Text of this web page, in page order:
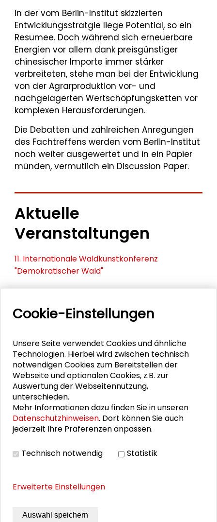
In der vom Berlin-Institut skizzierten
Entwicklungsstratgie liege Potential, so ein
Resumee. Doch während sich erneuerbare
Energien vor allem dank preisgünstiger
chinesischer Importe immer stärker
verbreiteten, stehe man bei der Entwicklung
von der Agrarproduktion vor- und
nachgelagerten Wertschöpfungsketten vor
komplexen Herausforderungen.
Die Debatten und zahlreichen Anregungen
des Fachtreffens werden vom Berlin-Institut
noch weiter ausgewertet und in ein Papier
münden, vermutlich ein Discussion Paper.
Aktuelle
Veranstaltungen
11. Internationale Waldkunstkonferenz
"Demokratischer Wald"
Zusammen mehr erreichen – Zukunftsbündnis im
Schader-Festival 2026
25. Runder Tisch Wissenschaftsstadt Darmstadt
PERSONEN IM KONTEXT
DOWNLOADS
(PDF)
Cookie-Einstellungen
Unsere Seite verwendet Cookies und ähnliche
Technologien. Hierbei wird zwischen technisch
notwendigen Cookies zum Bereitstellen der
Webseite und optionalen Cookies, z.B. zur
Auswertung der Webseitennutzung,
unterschieden.
Mehr Informationen dazu finden Sie in unseren
Datenschutzhinweisen. Dort können Sie auch
jederzeit Ihre Präferenzen anpassen.
Technisch notwendig Statistik
Erweiterte Einstellungen
Auswahl speichern